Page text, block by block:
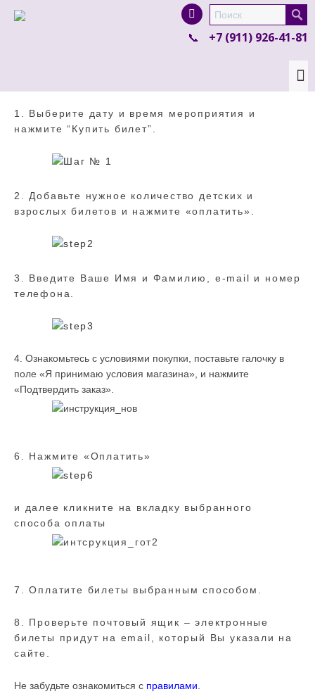
product in a size size .
colour items.
+7 (911) 926-41-81
1. Выберите дату и время мероприятия и
нажмите “Купить билет”.
2. Добавьте нужное количество детских и
взрослых билетов и нажмите «оплатить».
3. Введите Ваше Имя и Фамилию, e-mail и номер
телефона.
4. Ознакомьтесь с условиями покупки, поставьте галочку в
поле «Я принимаю условия магазина», и нажмите
«Подтвердить заказ».
6. Нажмите «Оплатить»
и далее кликните на вкладку выбранного
способа оплаты
7. Оплатите билеты выбранным способом.
8. Проверьте почтовый ящик – электронные
билеты придут на email, который Вы указали на
сайте.
Не забудьте ознакомиться с правилами